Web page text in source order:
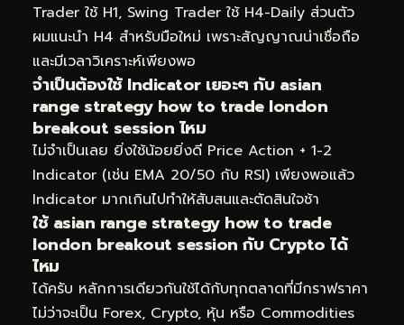
Trader ใช้ H1, Swing Trader ใช้ H4-Daily ส่วนตัว
ผมแนะนำ H4 สำหรับมือใหม่ เพราะสัญญาณน่าเชื่อถือ
และมีเวลาวิเคราะห์เพียงพอ
จำเป็นต้องใช้ Indicator เยอะๆ กับ asian
range strategy how to trade london
breakout session ไหม
ไม่จำเป็นเลย ยิ่งใช้น้อยยิ่งดี Price Action + 1-2
Indicator (เช่น EMA 20/50 กับ RSI) เพียงพอแล้ว
Indicator มากเกินไปทำให้สับสนและตัดสินใจช้า
ใช้ asian range strategy how to trade
london breakout session กับ Crypto ได้
ไหม
ได้ครับ หลักการเดียวกันใช้ได้กับทุกตลาดที่มีกราฟราคา
ไม่ว่าจะเป็น Forex, Crypto, หุ้น หรือ Commodities